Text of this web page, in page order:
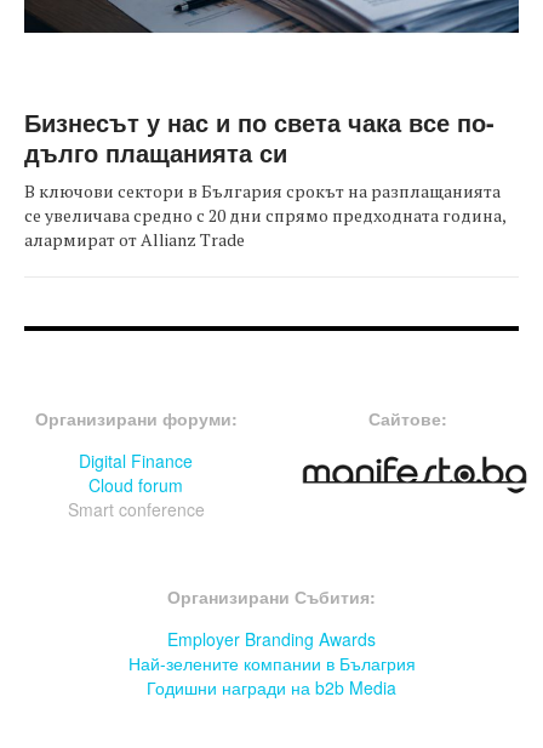
Бизнесът у нас и по света чака все по-
дълго плащанията си
В ключови сектори в България срокът на разплащанията
се увеличава средно с 20 дни спрямо предходната година,
алармират от Allianz Trade
Организирани форуми:
Digital Finance
Cloud forum
Smart conference
Сайтове:
Организирани Събития:
Employer Branding Awards
Най-зелените компании в Бълагрия
Годишни награди на b2b Media